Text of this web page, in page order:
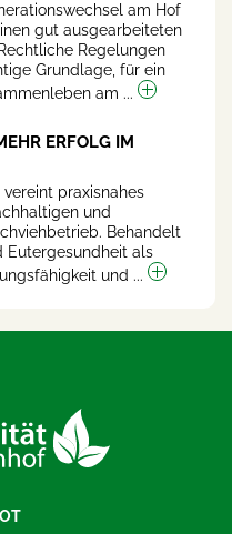
am Hof
gut ausgearbeiteten
Regelungen
Grundlage, für ein
am ...
ERFOLG IM
praxisnahes
und
Behandelt
Eutergesundheit als
und ...